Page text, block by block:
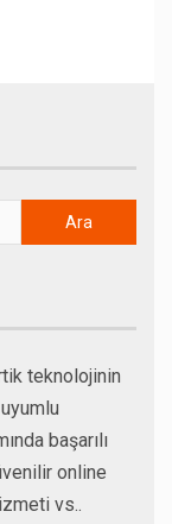
teknolojinin
başarılı
online
vs..